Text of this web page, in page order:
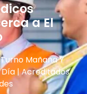
a El
Mañana Y
| Acreditados